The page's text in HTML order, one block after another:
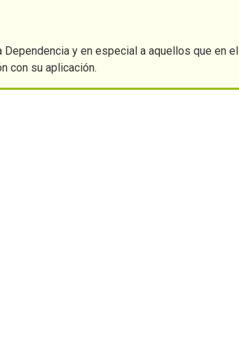
y en especial a aquellos que en el
con su aplicación.